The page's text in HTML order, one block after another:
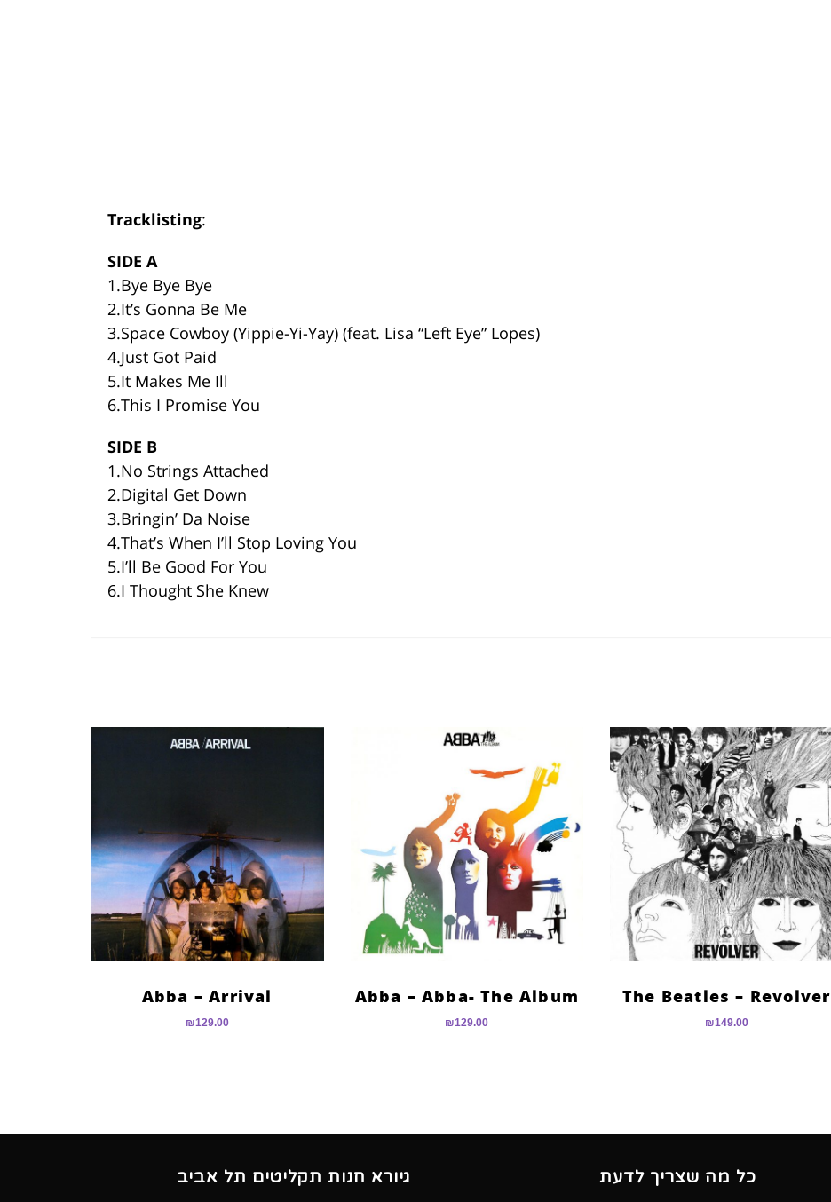
Tracklisting:
SIDE A
1.Bye Bye Bye
2.It’s Gonna Be Me
3.Space Cowboy (Yippie-Yi-Yay) (feat. Lisa “Left Eye” Lopes)
4.Just Got Paid
5.It Makes Me Ill
6.This I Promise You
SIDE B
1.No Strings Attached
2.Digital Get Down
3.Bringin’ Da Noise
4.That’s When I’ll Stop Loving You
5.I’ll Be Good For You
6.I Thought She Knew
The Beatles – Revolver
₪149.00
Abba – Abba- The Album
₪129.00
Abba – Arrival
₪129.00
כל מה שצריך לדעת גיורא חנות תקליטים תל אביב